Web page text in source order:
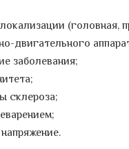
(головная,
двигательного
заболевания;
склероза;